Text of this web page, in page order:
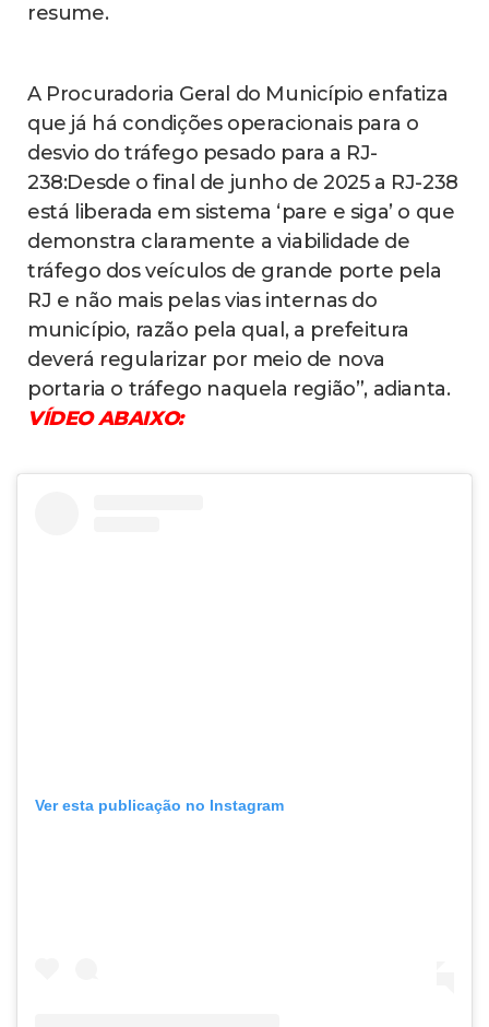
resume.
A Procuradoria Geral do Município enfatiza
que já há condições operacionais para o
desvio do tráfego pesado para a RJ-
238:Desde o final de junho de 2025 a RJ-238
está liberada em sistema ‘pare e siga’ o que
demonstra claramente a viabilidade de
tráfego dos veículos de grande porte pela
RJ e não mais pelas vias internas do
município, razão pela qual, a prefeitura
deverá regularizar por meio de nova
portaria o tráfego naquela região”, adianta.
VÍDEO ABAIXO:
Ver esta publicação no Instagram